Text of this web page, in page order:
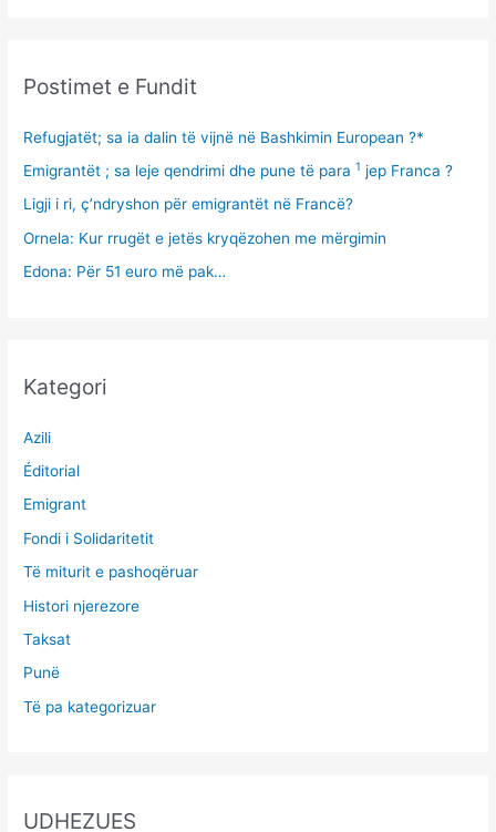
Postimet e Fundit
Refugjatët; sa ia dalin të vijnë në Bashkimin European ?*
Emigrantët ; sa leje qendrimi dhe pune të para1 jep Franca ?
Ligji i ri, ç’ndryshon për emigrantët në Francë?
Ornela: Kur rrugët e jetës kryqëzohen me mërgimin
Edona: Për 51 euro më pak…
Kategori
Azili
Éditorial
Emigrant
Fondi i Solidaritetit
Të miturit e pashoqëruar
Histori njerezore
Taksat
Punë
Të pa kategorizuar
UDHEZUES